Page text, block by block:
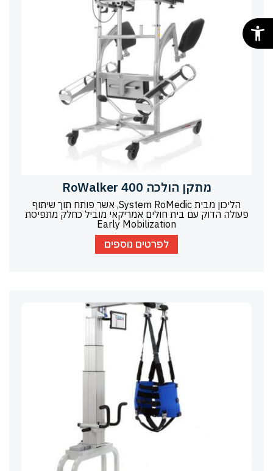
מתקן הולכה RoWalker 400
הליכון מבית System RoMedic, אשר פותח תוך שיתוף
פעולה הדוק עם בית חולים אמריקאי מוביל כחלק מתפיסת
Early Mobilization
לפרטים נוספים